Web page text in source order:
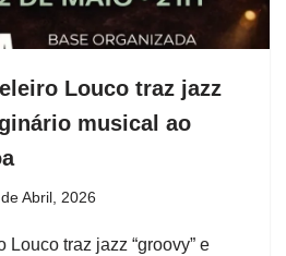
Louco traz jazz
musical ao
Abril, 2026
Louco traz jazz “groovy” e